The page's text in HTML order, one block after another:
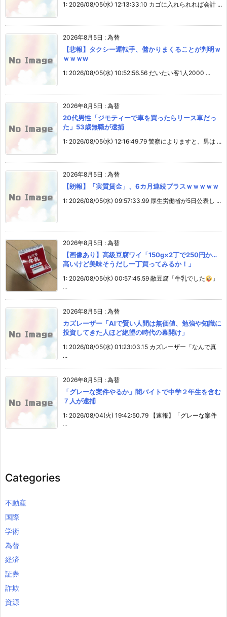
1: 2026/08/05(水) 12:13:33.10 カゴに入れられれば会計 ...
2026年8月5日 : 為替
【悲報】タクシー運転手、儲かりまくることが判明ｗ
ｗｗｗw
1: 2026/08/05(水) 10:52:56.56 だいたい客1人2000 ...
2026年8月5日 : 為替
20代男性「ジモティーで車を買ったらリース車だっ
た」53歳無職が逮捕
1: 2026/08/05(水) 12:16:49.79 警察によりますと、男は ...
2026年8月5日 : 為替
【朗報】「実質賃金」、6カ月連続プラスｗｗｗｗｗ
1: 2026/08/05(水) 09:57:33.99 厚生労働省が5日公表し ...
2026年8月5日 : 為替
【画像あり】高級豆腐ワイ「150g×2丁で250円か…
高いけど美味そうだし一丁買ってみるか！」
1: 2026/08/05(水) 00:57:45.59 敵豆腐「牛乳でした
」
...
2026年8月5日 : 為替
カズレーザー「AIで賢い人間は無価値、勉強や知識に
投資してきた人ほど絶望の時代の幕開け」
1: 2026/08/05(水) 01:23:03.15 カズレーザー「なんで真
...
2026年8月5日 : 為替
「グレーな案件やるか」闇バイトで中学２年生を含む
７人が逮捕
1: 2026/08/04(火) 19:42:50.79 【速報】「グレーな案件
...
Categories
不動産
国際
学術
為替
経済
証券
詐欺
資源